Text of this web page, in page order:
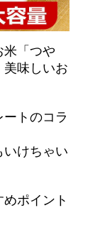
米「つや
美味しいお
トのコラ
いけちゃい
ポイント